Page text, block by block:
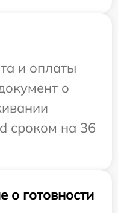
и оплаты
о
сроком на 36
готовности